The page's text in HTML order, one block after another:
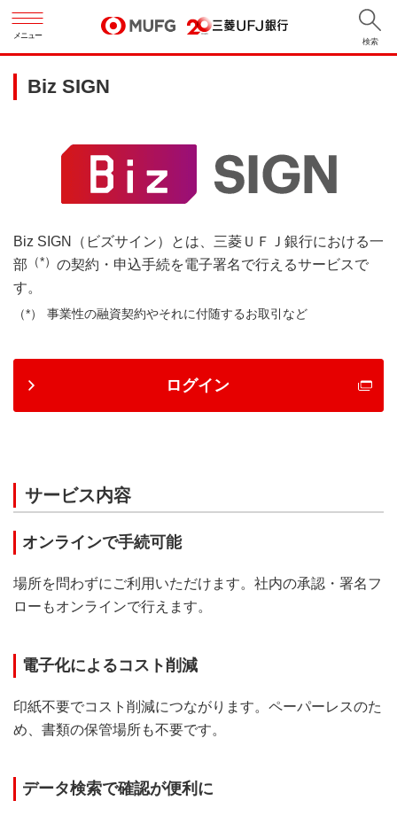
メニュー
検索
Biz SIGN
Biz SIGN（ビズサイン）とは、三菱ＵＦＪ銀行における一
部 （*） の契約・申込手続を電子署名で行えるサービスで
す。
事業性の融資契約やそれに付随するお取引など
ログイン
サービス内容
オンラインで手続可能
場所を問わずにご利用いただけます。社内の承認・署名フ
ローもオンラインで行えます。
電子化によるコスト削減
印紙不要でコスト削減につながります。ペーパーレスのた
め、書類の保管場所も不要です。
データ検索で確認が便利に